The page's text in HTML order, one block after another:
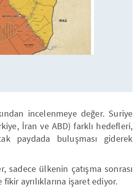
incelenmeye değer. Suriye
İran ve ABD) farklı hedefleri,
paydada buluşması giderek
sadece ülkenin çatışma sonrası
ayrılıklarına işaret ediyor.